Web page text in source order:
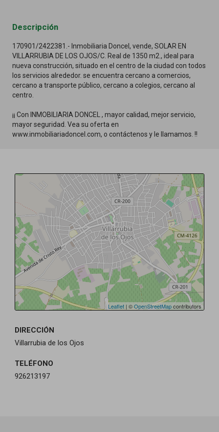
Descripción
170901/2422381.- Inmobiliaria Doncel, vende, SOLAR EN
VILLARRUBIA DE LOS OJOS/C. Real de 1350 m2., ideal para
nueva construcción, situado en el centro de la ciudad con todos
los servicios alrededor. se encuentra cercano a comercios,
cercano a transporte público, cercano a colegios, cercano al
centro.
¡¡ Con INMOBILIARIA DONCEL , mayor calidad, mejor servicio,
mayor seguridad. Vea su oferta en
www.inmobiliariadoncel.com, o contáctenos y le llamamos. !!
Leaflet | ©OpenStreetMapcontributors
DIRECCIÓN
Villarrubia de los Ojos
TELÉFONO
926213197